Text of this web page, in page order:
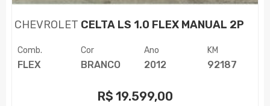
CHEVROLET CELTA LS 1.0 FLEX MANUAL 2P
Comb.
FLEX
Cor
BRANCO
Ano
2012
KM
92187
R$ 19.599,00